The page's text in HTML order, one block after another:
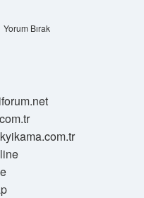
Yorum Bırak